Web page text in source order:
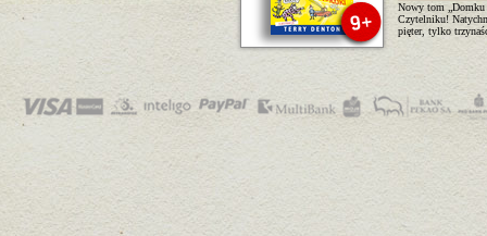
Nowy tom „Domku
Czytelniku!
pięter, tylko